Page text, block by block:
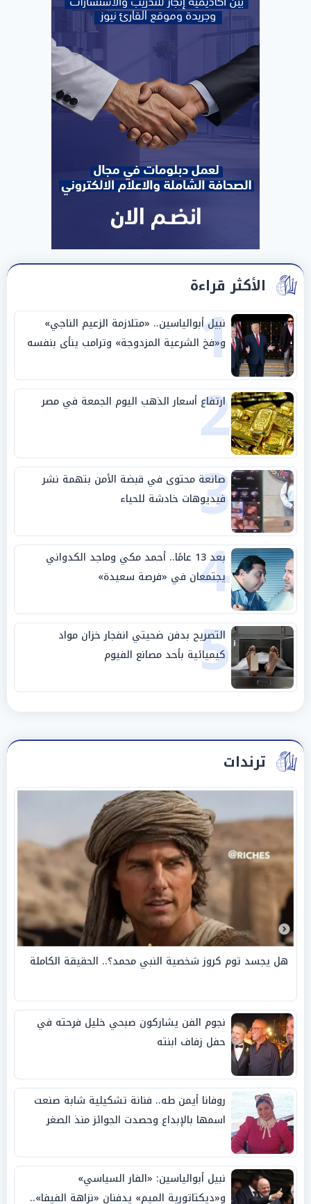
الأكثر قراءة
1
نبيل أبوالياسين.. «متلازمة الزعيم الناجي»
و«فخ الشرعية المزدوجة» وترامب ينأى بنفسه
وحليفه في «ميتم استراتيجي»
2
ارتفاع أسعار الذهب اليوم الجمعة في مصر
3
صانعة محتوى في قبضة الأمن بتهمة نشر
فيديوهات خادشة للحياء
4 بعد 13 عامًا.. أحمد مكي وماجد الكدواني
يجتمعان في «فرصة سعيدة»
5
التصريح بدفن ضحيتي انفجار خزان مواد
كيميائية بأحد مصانع الفيوم
ترندات
هل يجسد توم كروز شخصية النبي محمد؟.. الحقيقة الكاملة
نجوم الفن يشاركون صبحي خليل فرحته في
حفل زفاف ابنته
روفانا أيمن طه.. فنانة تشكيلية شابة صنعت
اسمها بالإبداع وحصدت الجوائز منذ الصغر
نبيل أبوالياسين: «الفار السياسي»
و«ديكتاتورية الميم» يدفنان «نزاهة الفيفا»..